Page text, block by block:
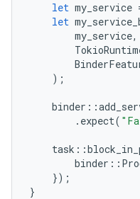
let my_service
let
my_service,
);
binder ::
. expect(
task ::
binder ::
});
}